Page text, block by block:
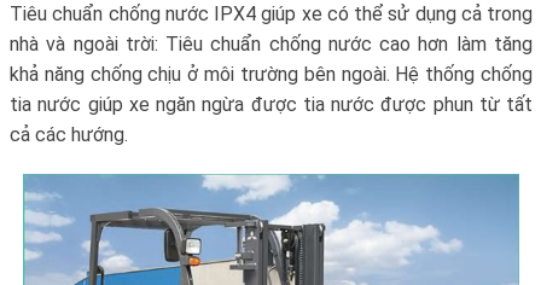
Tiêu chuẩn chống nước IPX4 giúp xe có thể sử dụng cả trong
nhà và ngoài trời: Tiêu chuẩn chống nước cao hơn làm tăng
khả năng chống chịu ở môi trường bên ngoài. Hệ thống chống
tia nước giúp xe ngăn ngừa được tia nước được phun từ tất
cả các hướng.